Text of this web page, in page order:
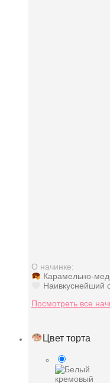
О начинке:
Карамельно-
Наивкуснейший
Посмотреть все
Цвет торта